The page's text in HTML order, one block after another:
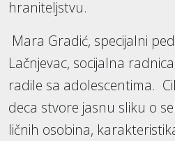
hraniteljstvu.
Mara Gradić, specijalni
Lačnjevac, socijalna
radile sa adolescentima.
deca stvore jasnu sliku o
ličnih osobina,